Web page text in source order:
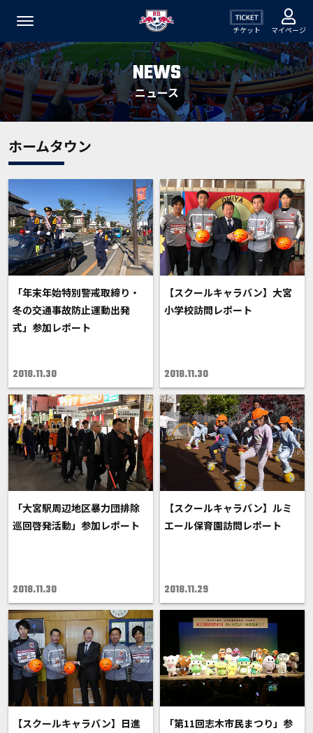
チケット マイページ
NEWS
ニュース
ホームタウン
「年末年始特別警戒取締り・
冬の交通事故防止運動出発
式」参加レポート
2018.11.30
【スクールキャラバン】大宮
小学校訪問レポート
2018.11.30
「大宮駅周辺地区暴力団排除
巡回啓発活動」参加レポート
2018.11.30
【スクールキャラバン】ルミ
エール保育園訪問レポート
2018.11.29
【スクールキャラバン】日進
「第11回志木市民まつり」参